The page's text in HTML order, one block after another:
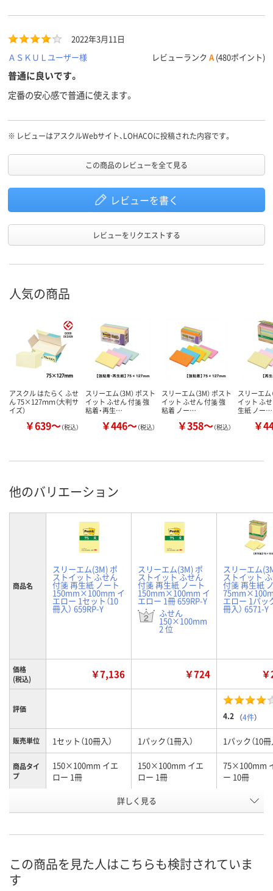
2022年3月11日
ＡＳＫＵＬユーザー様
レビューランク A (480ポイント)
普通に良いです。
定番の安心感で普通に使えます。
※ レビューはアスクルWebサイト、LOHACOに投稿された内容です。
この商品のレビューを全て見る
レビューを書く
レビューをリクエストする
人気の商品
アスクル はたらく ふせ
ん 75×127ｍｍ（大判サ
イズ）
￥639～（税込）
スリーエム（3M） ポスト
イット ふせん 付箋 強
粘着・再生…
￥446～（税込）
スリーエム（3M） ポスト
イット ふせん 付箋 強
粘着 ノー…
￥358～（税込）
スリーエム
イット ふ
生紙 ノー…
￥
他のバリエーション
商品名
スリーエム(3M) ポ
ストイット ふせん
付箋 再生紙 ノート
150mm×100mm イ
エロー 1セット（10
冊入） 659RP-Y
スリーエム(3M) ポ
ストイット ふせん
付箋 再生紙 ノート
150mm×100mm イ
エロー 1冊 659RP-Y
ふせん
150×100mm
2 位
スリーエム
ストイット
付箋 再生紙
エロー 1パッ
冊入） 6571-Y
価格
(税込)
￥7,136 ￥724
評価
4.2 （4件）
販売単位 1セット（10冊入） 1パック（1冊入） 1パック（10冊
商品タイ
プ
150×100mm イエ
ロー 1冊
150×100mm イエ
ロー 1冊
75×100mm
ー 10冊
8235765
8月9日（日）
詳しく見る
この商品を見た人はこちらも検討されていま
す